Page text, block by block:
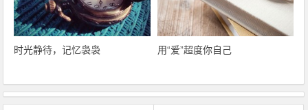
时光静待，记忆袅袅 用“爱”超度你自己